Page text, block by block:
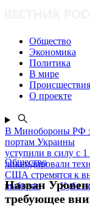
Общество
Экономика
Политика
В мире
Происшествия
О проекте
В Минобороны РФ
портам Украины
уступили в силу с 1
ликвидировали
США стремятся к
выборов
Куба
Общество
Назван
требующее